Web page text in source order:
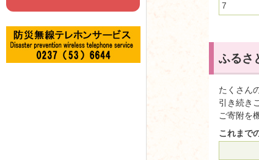
7
ふるさ
たくさん
引き続き
ご寄附を
これまで